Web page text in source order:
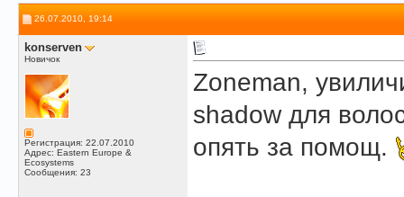
26.07.2010, 19:14
konserven
Новичок
Регистрация: 22.07.2010
Адрес: Eastern Europe &
Ecosystems
Сообщения: 23
Zoneman,
shadow для
опять за помощ.